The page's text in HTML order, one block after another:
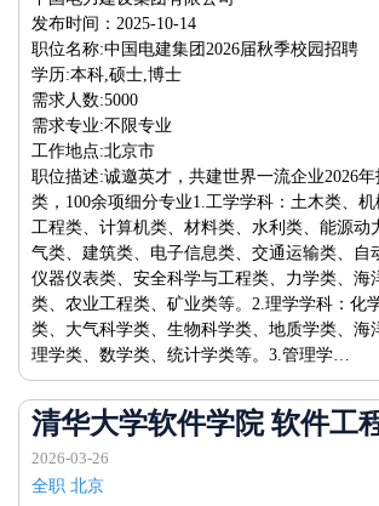
发布时间：2025-10-14
职位名称:中国电建集团2026届秋季校园招聘
学历:本科,硕士,博士
需求人数:5000
需求专业:不限专业
工作地点:北京市
职位描述:诚邀英才，共建世界一流企业2026
类，100余项细分专业1.工学学科：土木类、
工程类、计算机类、材料类、水利类、能源动
气类、建筑类、电子信息类、交通运输类、自
仪器仪表类、安全科学与工程类、力学类、海
类、农业工程类、矿业类等。2.理学学科：化
类、大气科学类、生物科学类、地质学类、海
理学类、数学类、统计学类等。3.管理学…
清华大学软件学院 软件工
2026-03-26
全职 北京